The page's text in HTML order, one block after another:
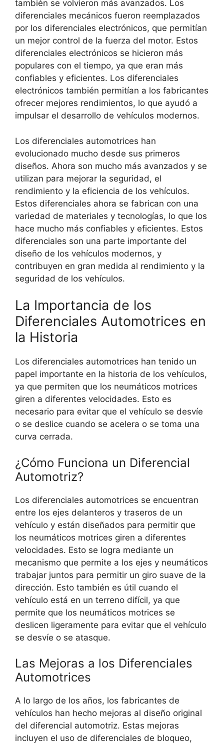
también se volvieron más avanzados. Los
diferenciales mecánicos fueron reemplazados
por los diferenciales electrónicos, que permitían
un mejor control de la fuerza del motor. Estos
diferenciales electrónicos se hicieron más
populares con el tiempo, ya que eran más
confiables y eficientes. Los diferenciales
electrónicos también permitían a los fabricantes
ofrecer mejores rendimientos, lo que ayudó a
impulsar el desarrollo de vehículos modernos.
Los diferenciales automotrices han
evolucionado mucho desde sus primeros
diseños. Ahora son mucho más avanzados y se
utilizan para mejorar la seguridad, el
rendimiento y la eficiencia de los vehículos.
Estos diferenciales ahora se fabrican con una
variedad de materiales y tecnologías, lo que los
hace mucho más confiables y eficientes. Estos
diferenciales son una parte importante del
diseño de los vehículos modernos, y
contribuyen en gran medida al rendimiento y la
seguridad de los vehículos.
La Importancia de los
Diferenciales Automotrices en
la Historia
Los diferenciales automotrices han tenido un
papel importante en la historia de los vehículos,
ya que permiten que los neumáticos motrices
giren a diferentes velocidades. Esto es
necesario para evitar que el vehículo se desvíe
o se deslice cuando se acelera o se toma una
curva cerrada.
¿Cómo Funciona un Diferencial
Automotriz?
Los diferenciales automotrices se encuentran
entre los ejes delanteros y traseros de un
vehículo y están diseñados para permitir que
los neumáticos motrices giren a diferentes
velocidades. Esto se logra mediante un
mecanismo que permite a los ejes y neumáticos
trabajar juntos para permitir un giro suave de la
dirección. Esto también es útil cuando el
vehículo está en un terreno difícil, ya que
permite que los neumáticos motrices se
deslicen ligeramente para evitar que el vehículo
se desvíe o se atasque.
Las Mejoras a los Diferenciales
Automotrices
A lo largo de los años, los fabricantes de
vehículos han hecho mejoras al diseño original
del diferencial automotriz. Estas mejoras
incluyen el uso de diferenciales de bloqueo,